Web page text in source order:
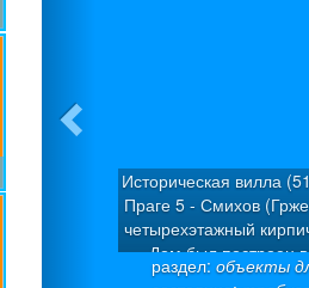
раздел:объекты
Историческая вилла
Праге 5 - Смихов
четырехэтажный
Дом был построен
квартирами. Была